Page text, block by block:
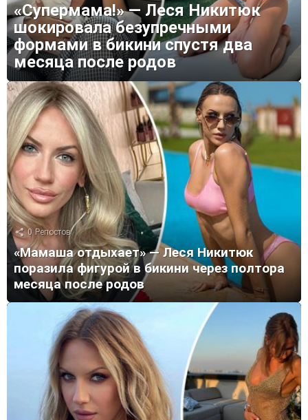
«Супермама!» — Леся Никитюк
шокировала безупречными
формами в бикини спустя два
месяца после родов
0 Репостов
«Мамаша отдыхает» — Леся Никитюк
поразила фигурой в бикини через полтора
месяца после родов